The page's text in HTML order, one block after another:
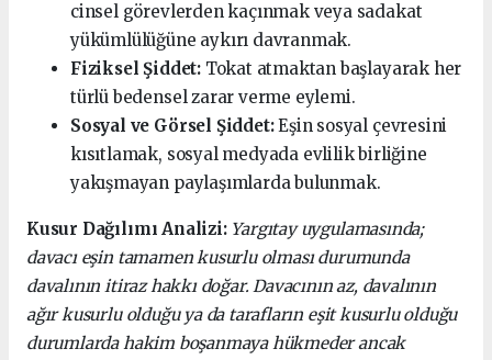
cinsel görevlerden kaçınmak veya sadakat
yükümlülüğüne aykırı davranmak.
Fiziksel Şiddet:Tokat atmaktan başlayarak her
türlü bedensel zarar verme eylemi.
Sosyal ve Görsel Şiddet:Eşin sosyal çevresini
kısıtlamak, sosyal medyada evlilik birliğine
yakışmayan paylaşımlarda bulunmak.
Kusur Dağılımı Analizi: Yargıtay uygulamasında;
davacı eşin tamamen kusurlu olması durumunda
davalının itiraz hakkı doğar. Davacının az, davalının
ağır kusurlu olduğu ya da tarafların eşit kusurlu olduğu
durumlarda hakim boşanmaya hükmeder ancak